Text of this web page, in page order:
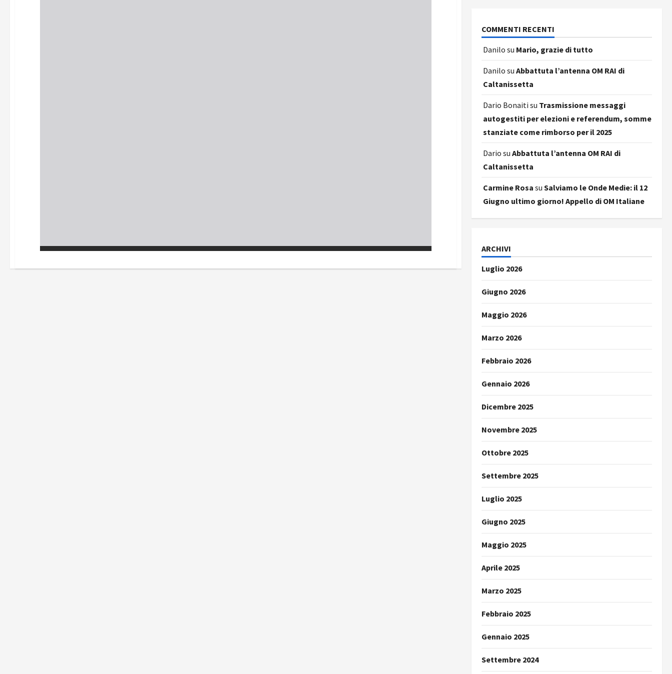
COMMENTI RECENTI
Danilo su Mario, grazie di tutto
Danilo su Abbattuta l’antenna OM RAI di
Caltanissetta
Dario Bonaiti su Trasmissione messaggi
autogestiti per elezioni e referendum, somme
stanziate come rimborso per il 2025
Dario su Abbattuta l’antenna OM RAI di
Caltanissetta
Carmine Rosa su Salviamo le Onde Medie: il 12
Giugno ultimo giorno! Appello di OM Italiane
ARCHIVI
Luglio 2026
Giugno 2026
Maggio 2026
Marzo 2026
Febbraio 2026
Gennaio 2026
Dicembre 2025
Novembre 2025
Ottobre 2025
Settembre 2025
Luglio 2025
Giugno 2025
Maggio 2025
Aprile 2025
Marzo 2025
Febbraio 2025
Gennaio 2025
Settembre 2024